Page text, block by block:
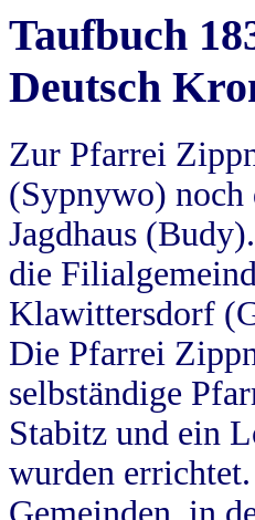
Taufbuch
Deutsch
Zur Pfarrei
(Sypnywo) noch
Jagdhaus
die
Klawittersdorf
Die Pfarrei
selbständige
Stabitz und ein
wurden